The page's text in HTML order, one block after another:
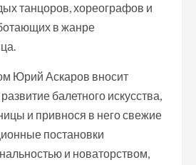
танцоров, хореографов и
в жанре
Юрий Аскаров вносит
балетного искусства,
и привнося в него свежие
постановки
и новаторством,